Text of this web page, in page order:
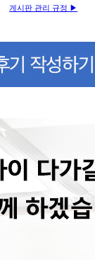
게시판 관리 규정 ▶